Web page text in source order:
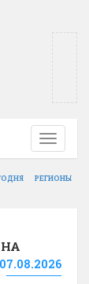
Toggle
РЕГИОНЫ
07.08.2026